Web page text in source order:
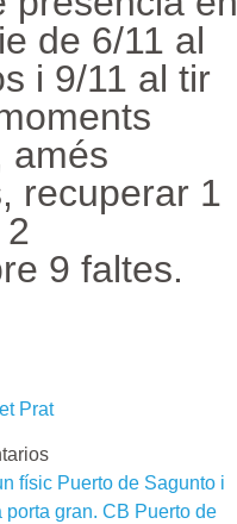
de 6/11 al
i 9/11 al tir
amés
recuperar 1
9 faltes.
Prat
físic Puerto de Sagunto i
gran. CB Puerto de